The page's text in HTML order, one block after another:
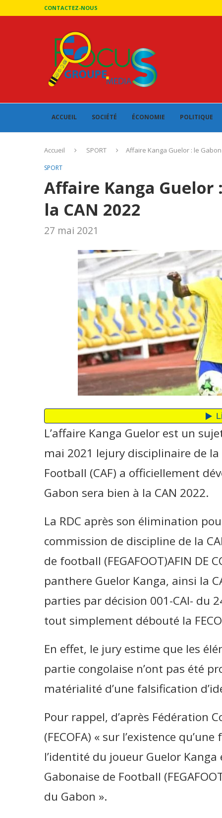
CONTACTEZ-NOUS
ACCUEIL SOCIÉTÉ ÉCONOMIE POLITIQUE
Accueil SPORT Affaire Kanga Guelor : le
SPORT
Affaire Kanga Guelor
la CAN 2022
27 mai 2021
L’affaire Kanga Guelor est un
mai 2021 lejury disciplinaire de
Football (CAF) a officiellement
Gabon sera bien à la CAN 2022.
La RDC après son élimination
commission de discipline de la
de football (FEGAFOOT)AFIN DE
panthere Guelor Kanga, ainsi la
parties par décision 001-CAI- du
tout simplement débouté la
En effet, le jury estime que les
partie congolaise n’ont pas été
matérialité d’une falsification
Pour rappel, d’après Fédération
(FECOFA) « sur l’existence
l’identité du joueur Guelor
Gabonaise de Football
du Gabon ».